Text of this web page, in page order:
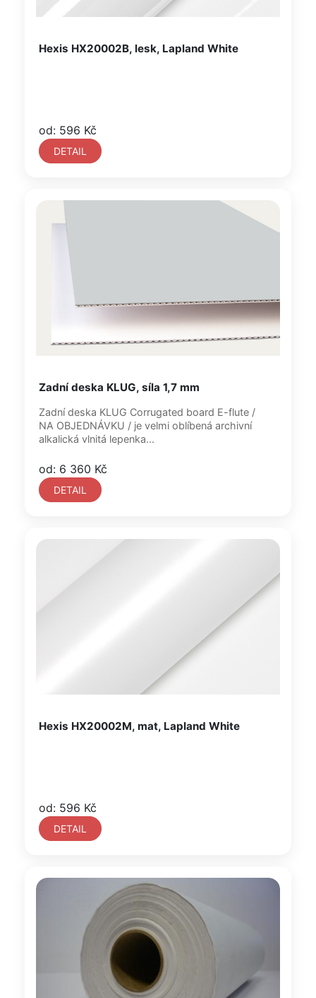
Hexis HX20002B, lesk, Lapland White
od: 596 Kč
DETAIL
Zadní deska KLUG, síla 1,7 mm
Zadní deska KLUG Corrugated board E-flute /
NA OBJEDNÁVKU / je velmi oblíbená archivní
alkalická vlnitá lepenka...
od: 6 360 Kč
DETAIL
Hexis HX20002M, mat, Lapland White
od: 596 Kč
DETAIL